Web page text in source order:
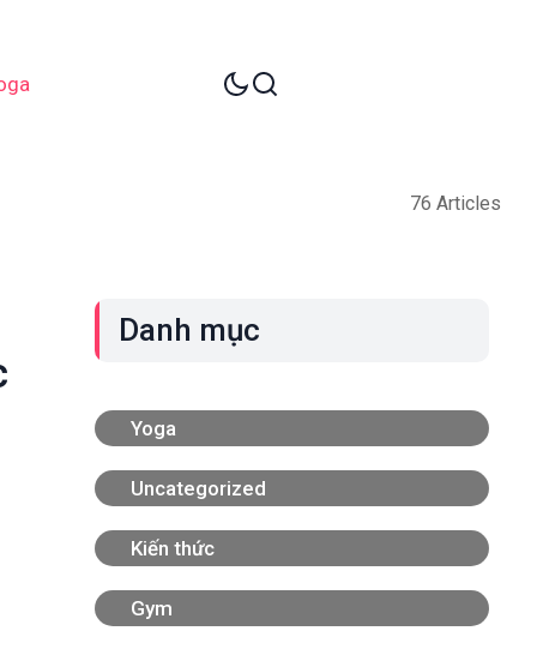
76 Articles
Danh mục
Yoga
Uncategorized
Kiến thức
Gym